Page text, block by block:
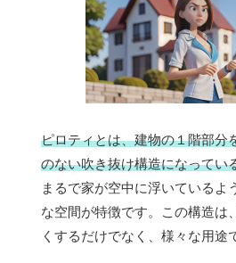
ピロティとは、建物の１階部分
のない吹き抜け構造になってい
まるで家が空中に浮いているよ
な空間が特徴です。この構造は
くするだけでなく、様々な用途